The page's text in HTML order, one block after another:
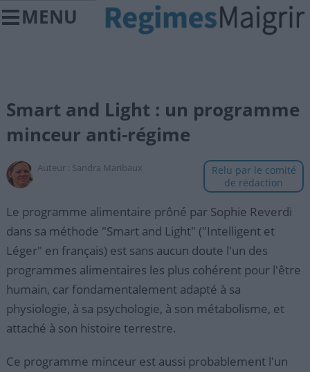
MENU
Smart and Light : un programme
minceur anti-régime
Auteur : Sandra Maribaux
Relu par le comité
de rédaction
Le programme alimentaire prôné par Sophie Reverdi
dans sa méthode "Smart and Light" ("Intelligent et
Léger" en français) est sans aucun doute l'un des
programmes alimentaires les plus cohérent pour l'être
humain, car fondamentalement adapté à sa
physiologie, à sa psychologie, à son métabolisme, et
attaché à son histoire terrestre.
Ce programme minceur est aussi probablement l'un